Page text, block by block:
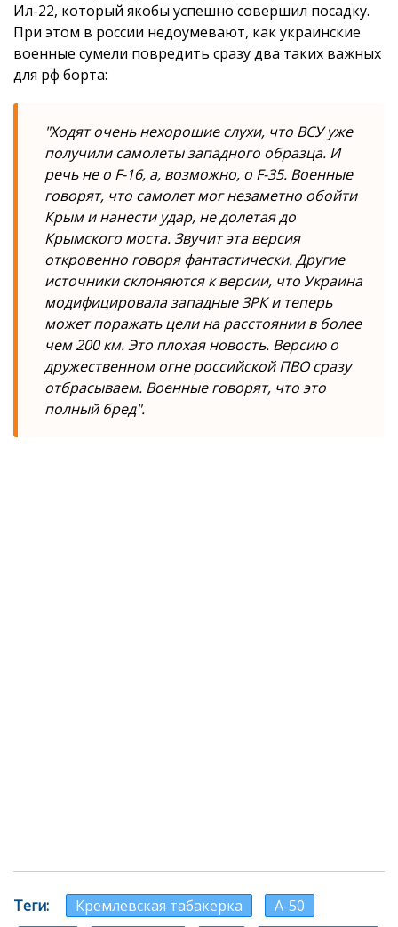
Ил-22, который якобы успешно совершил посадку.
При этом в россии недоумевают, как украинские
военные сумели повредить сразу два таких важных
для рф борта:
"Ходят очень нехорошие слухи, что ВСУ уже
получили самолеты западного образца. И
речь не о F-16, а, возможно, о F-35. Военные
говорят, что самолет мог незаметно обойти
Крым и нанести удар, не долетая до
Крымского моста. Звучит эта версия
откровенно говоря фантастически. Другие
источники склоняются к версии, что Украина
модифицировала западные ЗРК и теперь
может поражать цели на расстоянии в более
чем 200 км. Это плохая новость. Версию о
дружественном огне российской ПВО сразу
отбрасываем. Военные говорят, что это
полный бред".
Теги Кремлевская табакерка
А-50